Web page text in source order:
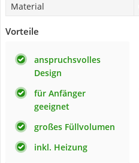
Material
Vorteile
anspruchsvolles
Design
für Anfänger
geeignet
großes Füllvolumen
inkl. Heizung